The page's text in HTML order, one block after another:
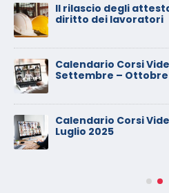
Il rilascio degli
diritto dei lavoratori
Calendario Corsi
Settembre – Ottobre
Calendario Corsi
Luglio 2025